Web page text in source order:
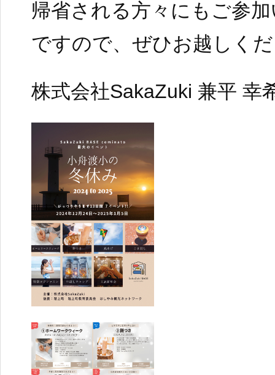
帰省される方々にもご参
ですので、ぜひお越しく
株式会社SakaZuki 兼平 幸